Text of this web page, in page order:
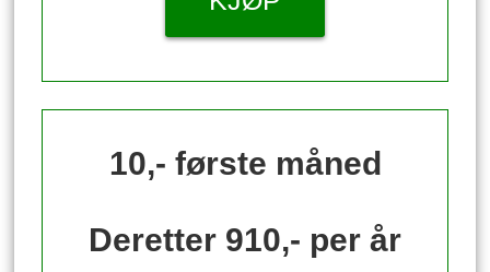
10,- første måned
Deretter 910,- per år